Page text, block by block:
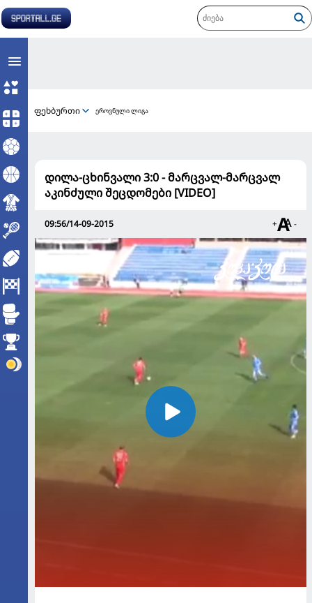
ფეხბურთი ეროვნული ლიგა
დილა-ცხინვალი 3:0 - მარცვალ-მარცვალ
აკინძული შეცდომები [VIDEO]
09:56/14-09-2015 + -